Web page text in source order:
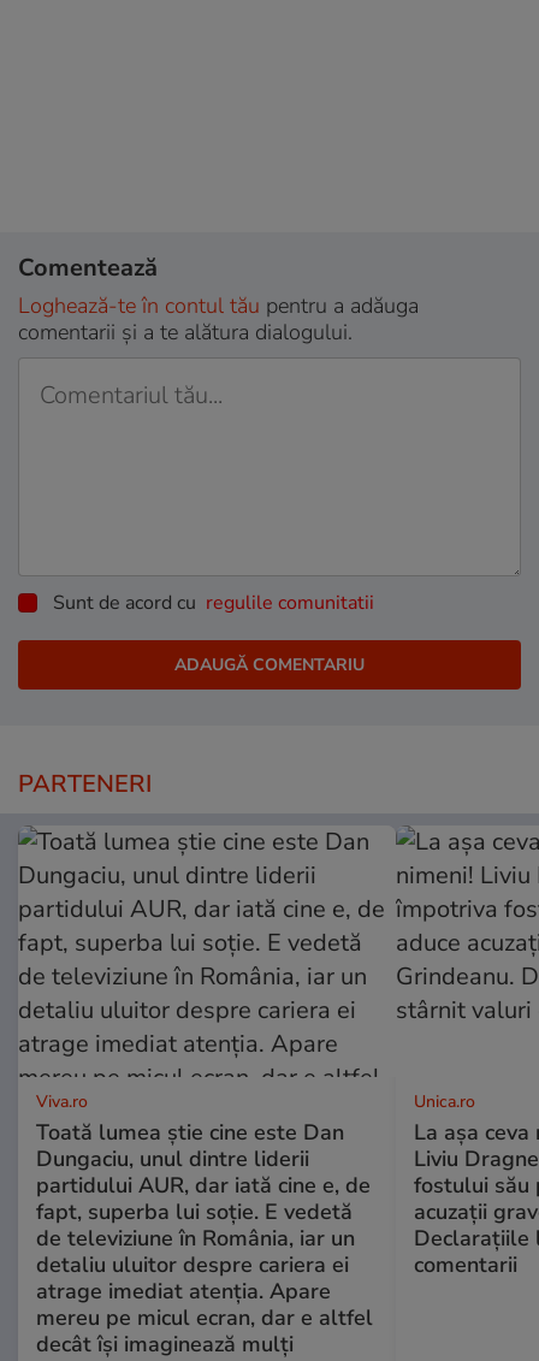
Comentează
Loghează-te în contul tău pentru a adăuga
comentarii și a te alătura dialogului.
Sunt de acord cu regulile comunitatii
PARTENERI
Viva.ro
Toată lumea știe cine este Dan
Dungaciu, unul dintre liderii
partidului AUR, dar iată cine e, de
fapt, superba lui soție. E vedetă
de televiziune în România, iar un
detaliu uluitor despre cariera ei
atrage imediat atenția. Apare
mereu pe micul ecran, dar e altfel
decât își imaginează mulți
Unica.ro
La așa
Liviu
fostului său
acuzații
Declarațiile
comentarii